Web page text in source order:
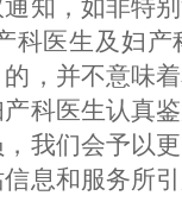
知，如非特
科医生及妇
，并不意味
科医生认真
我们会予以
息和服务所